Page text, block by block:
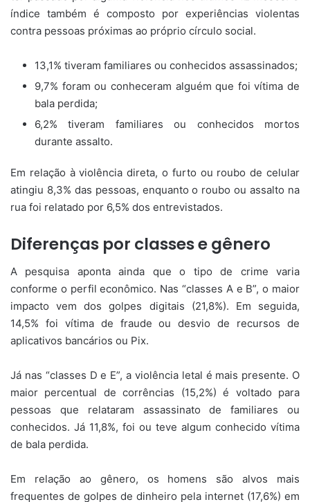
índice também é composto por experiências violentas
contra pessoas próximas ao próprio círculo social.
13,1% tiveram familiares ou conhecidos assassinados;
9,7% foram ou conheceram alguém que foi vítima de
bala perdida;
6,2% tiveram familiares ou conhecidos mortos
durante assalto.
Em relação à violência direta, o furto ou roubo de celular
atingiu 8,3% das pessoas, enquanto o roubo ou assalto na
rua foi relatado por 6,5% dos entrevistados.
Diferenças por classes e gênero
A pesquisa aponta ainda que o tipo de crime varia
conforme o perfil econômico. Nas “classes A e B”, o maior
impacto vem dos golpes digitais (21,8%). Em seguida,
14,5% foi vítima de fraude ou desvio de recursos de
aplicativos bancários ou Pix.
Já nas “classes D e E”, a violência letal é mais presente. O
maior percentual de corrências (15,2%) é voltado para
pessoas que relataram assassinato de familiares ou
conhecidos. Já 11,8%, foi ou teve algum conhecido vítima
de bala perdida.
Em relação ao gênero, os homens são alvos mais
frequentes de golpes de dinheiro pela internet (17,6%) em